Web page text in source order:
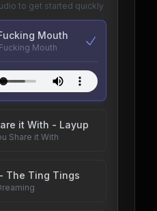
to get started quickly
Mouth
Mouth
it With - Layup
Share it With
The Ting Tings